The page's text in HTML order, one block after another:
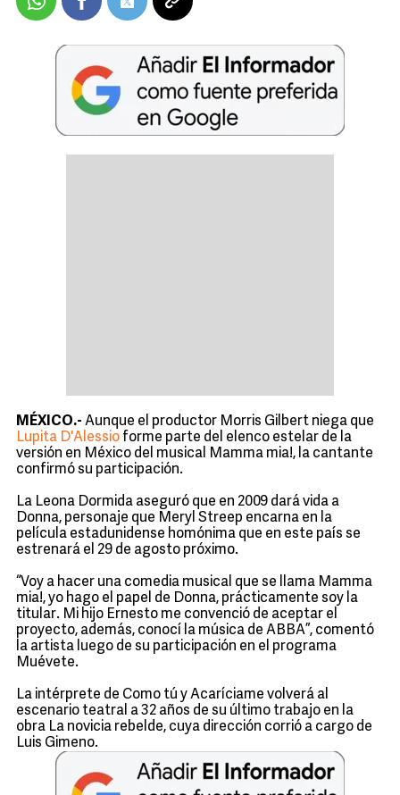
MÉXICO.- Aunque el productor Morris Gilbert niega que
Lupita D'Alessio forme parte del elenco estelar de la
versión en México del musical Mamma mia!, la cantante
confirmó su participación.
La Leona Dormida aseguró que en 2009 dará vida a
Donna, personaje que Meryl Streep encarna en la
película estadunidense homónima que en este país se
estrenará el 29 de agosto próximo.
“Voy a hacer una comedia musical que se llama Mamma
mia!, yo hago el papel de Donna, prácticamente soy la
titular. Mi hijo Ernesto me convenció de aceptar el
proyecto, además, conocí la música de ABBA”, comentó
la artista luego de su participación en el programa
Muévete.
La intérprete de Como tú y Acaríciame volverá al
escenario teatral a 32 años de su último trabajo en la
obra La novicia rebelde, cuya dirección corrió a cargo de
Luis Gimeno.